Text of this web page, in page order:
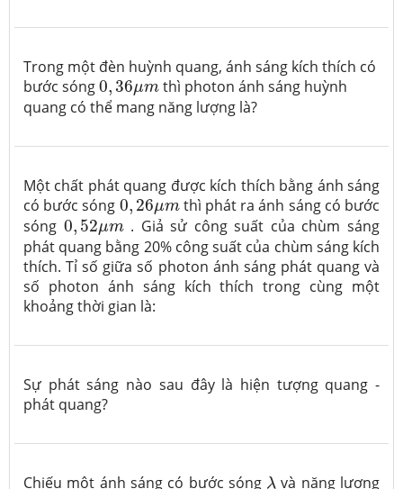
Trong một đèn huỳnh quang, ánh sáng kích thích có
bước sóng0,36μm
0,36μm thì photon ánh sáng huỳnh
quang có thể mang năng lượng là?
Một chất phát quang được kích thích bằng ánh sáng
có bước sóng 0, 26μm
0,26μmthì phát ra ánh sáng có bước
sóng 0, 52μm
0 52μm. Giả sử công suất của chùm sáng
phát quang bằng 20% công suất của chùm sáng kích
thích. Tỉ số giữa số photon ánh sáng phát quang và
số photon ánh sáng kích thích trong cùng một
khoảng thời gian là:
Sự phát sáng nào sau đây là hiện tượng quang -
phát quang?
Chiếu một ánh sáng có bước sóng λ
λ và năng lượng